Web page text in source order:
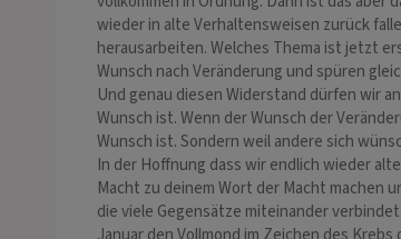
wieder in alte Verhaltensweisen zurück
herausarbeiten. Welches Thema ist jetzt
Wunsch nach Veränderung und spüren
Und genau diesen Widerstand dürfen wir
Wunsch ist. Wenn der Wunsch der
Wunsch ist. Sondern weil andere sich
In der Hoffnung dass wir endlich wieder
Macht zu deinem Wort der Macht machen
die viele Gegensätze miteinander